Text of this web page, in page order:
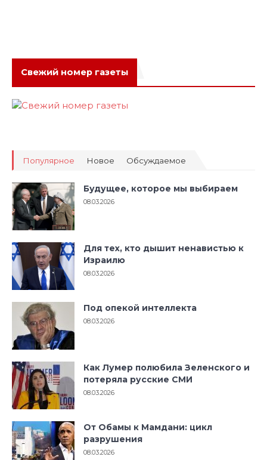
Свежий номер газеты
Популярное Новое Обсуждаемое
Будущее, которое мы выбираем
08.03.2026
Для тех, кто дышит ненавистью к
Израилю
08.03.2026
Под опекой интеллекта
08.03.2026
Как Лумер полюбила Зеленского и
потеряла русские СМИ
08.03.2026
От Обамы к Мамдани: цикл
разрушения
08.03.2026